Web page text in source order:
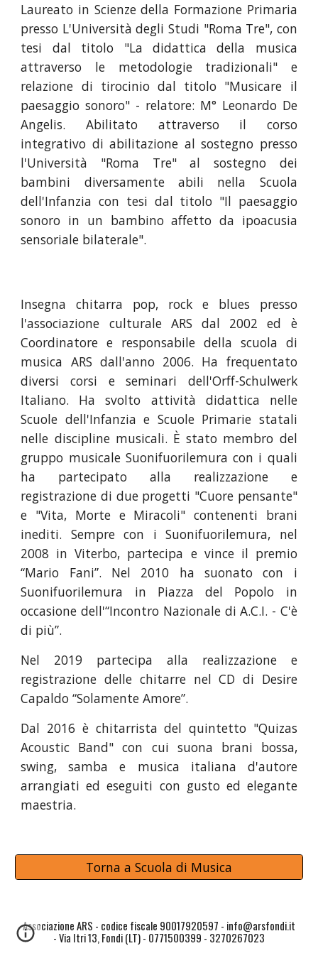
Laureato in Scienze della Formazione Primaria
presso L'Università degli Studi "Roma Tre", con
tesi dal titolo "La didattica della musica
attraverso le metodologie tradizionali" e
relazione di tirocinio dal titolo "Musicare il
paesaggio sonoro" - relatore: M° Leonardo De
Angelis. Abilitato attraverso il corso
integrativo di abilitazione al sostegno presso
l'Università "Roma Tre" al sostegno dei
bambini diversamente abili nella Scuola
dell'Infanzia con tesi dal titolo "Il paesaggio
sonoro in un bambino affetto da ipoacusia
sensoriale bilaterale".
Insegna chitarra pop, rock e blues presso
l'associazione culturale ARS dal 2002 ed è
Coordinatore e responsabile della scuola di
musica ARS dall'anno 2006. Ha frequentato
diversi corsi e seminari dell'Orff-Schulwerk
Italiano. Ha svolto attività didattica nelle
Scuole dell'Infanzia e Scuole Primarie statali
nelle discipline musicali. È stato membro del
gruppo musicale Suonifuorilemura con i quali
ha partecipato alla realizzazione e
registrazione di due progetti "Cuore pensante"
e "Vita, Morte e Miracoli" contenenti brani
inediti. Sempre con i Suonifuorilemura, nel
2008 in Viterbo, partecipa e vince il premio
“Mario Fani”. Nel 2010 ha suonato con i
Suonifuorilemura in Piazza del Popolo in
occasione dell'“Incontro Nazionale di A.C.I. - C'è
di più”.
Nel 2019 partecipa alla realizzazione e
registrazione delle chitarre nel CD di Desire
Capaldo “Solamente Amore”.
Dal 2016 è chitarrista del quintetto "Quizas
Acoustic Band" con cui suona brani bossa,
swing, samba e musica italiana d'autore
arrangiati ed eseguiti con gusto ed elegante
maestria.
Torna a Scuola di Musica
Associazione ARS - codice fiscale 90017920597 - info@arsfondi.it
- Via Itri 13, Fondi (LT) - 0771500399 - 3270267023